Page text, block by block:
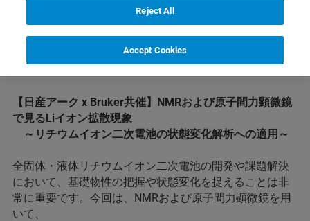
内容
【日産アーク x Bruker共催】NMRおよび原子間力顕微鏡
で見るLiイオン拡散現象
～リチウムイオン二次電池の状態変化解析への適用～
全固体・液体リチウムイオン二次電池の開発や課題解決
において、基礎物性の把握や状態変化を捉えることは非
常に重要です。今回は、NMRおよび原子間力顕微鏡を用
いて、
Reject All
Accept Cookies